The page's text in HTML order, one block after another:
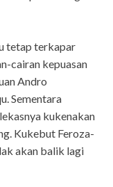
tetap terkapar
cairan kepuasan
Andro
Sementara
kukenakan
Kukebut Feroza-
akan balik lagi